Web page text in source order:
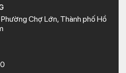
Chợ Lớn, Thành phố Hồ